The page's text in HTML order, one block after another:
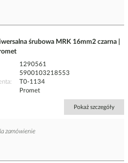
śrubowa MRK 16mm2 czarna |
1290561
5900103218553
T0-1134
Promet
Pokaż szczegóły
zamówienie